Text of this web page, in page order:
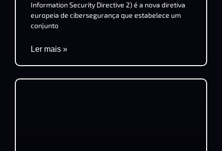
Information Security Directive 2) é a nova diretiva
europeia de cibersegurança que estabelece um
conjunto
Ler mais »